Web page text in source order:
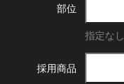
部位
指定なし
採用商品